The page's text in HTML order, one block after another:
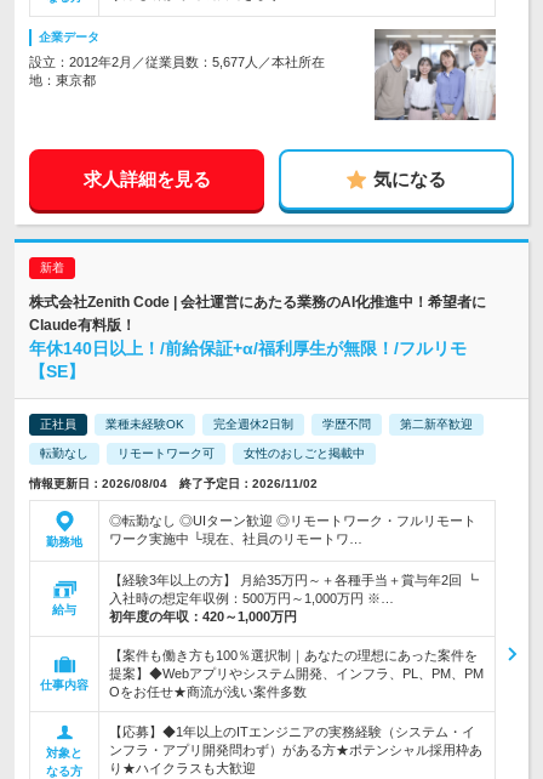
企業データ
設立：2012年2月／従業員数：5,677人／本社所在
地：東京都
求人詳細を見る 気になる
株式会社Zenith Code | 会社運営にあたる業務のAI化推進中！希望者に
Claude有料版！
年休140日以上！/前給保証+α/福利厚生が無限！/フルリモ
【SE】
正社員 業種未経験OK 完全週休2日制 学歴不問 第二新卒歓迎
転勤なし リモートワーク可 女性のおしごと掲載中
情報更新日：2026/08/04 終了予定日：2026/11/02
勤務地
◎転勤なし ◎UIターン歓迎 ◎リモートワーク・フルリモート
ワーク実施中 └現在、社員のリモートワ…
給与
【経験3年以上の方】 月給35万円～＋各種手当＋賞与年2回 ┗
入社時の想定年収例：500万円～1,000万円 ※…
初年度の年収： 420～1,000万円
仕事内容
【案件も働き方も100％選択制｜あなたの理想にあった案件を
提案】◆Webアプリやシステム開発、インフラ、PL、PM、PM
Oをお任せ★商流が浅い案件多数
対象と
なる方
【応募】◆1年以上のITエンジニアの実務経験（システム・イ
ンフラ・アプリ開発問わず）がある方★ポテンシャル採用枠あ
り★ハイクラスも大歓迎